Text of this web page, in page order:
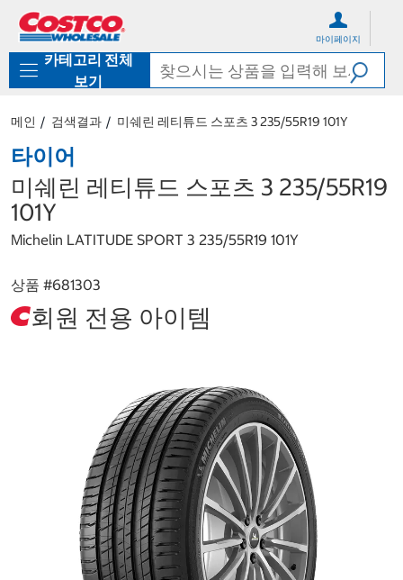
로
기
가
마이페이지
카테고리 전체
보기
메인 검색결과 미쉐린 레티튜드 스포츠 3 235/55R19 101Y
타이어
미쉐린 레티튜드 스포츠 3 235/55R19
101Y
Michelin LATITUDE SPORT 3 235/55R19 101Y
상품 #681303
회원 전용 아이템